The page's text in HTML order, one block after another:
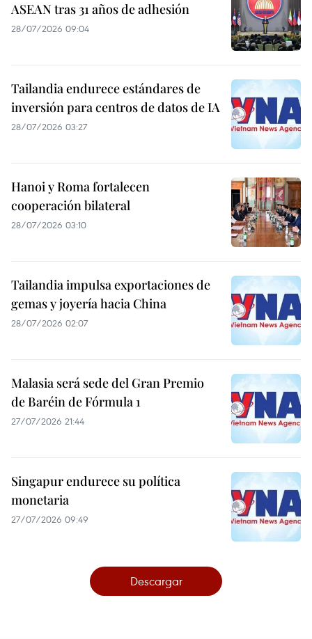
ASEAN tras 31 años de adhesión
28/07/2026 09:04
Tailandia endurece estándares de
inversión para centros de datos de IA
28/07/2026 03:27
Hanoi y Roma fortalecen
cooperación bilateral
28/07/2026 03:10
Tailandia impulsa exportaciones de
gemas y joyería hacia China
28/07/2026 02:07
Malasia será sede del Gran Premio
de Baréin de Fórmula 1
27/07/2026 21:44
Singapur endurece su política
monetaria
27/07/2026 09:49
Descargar